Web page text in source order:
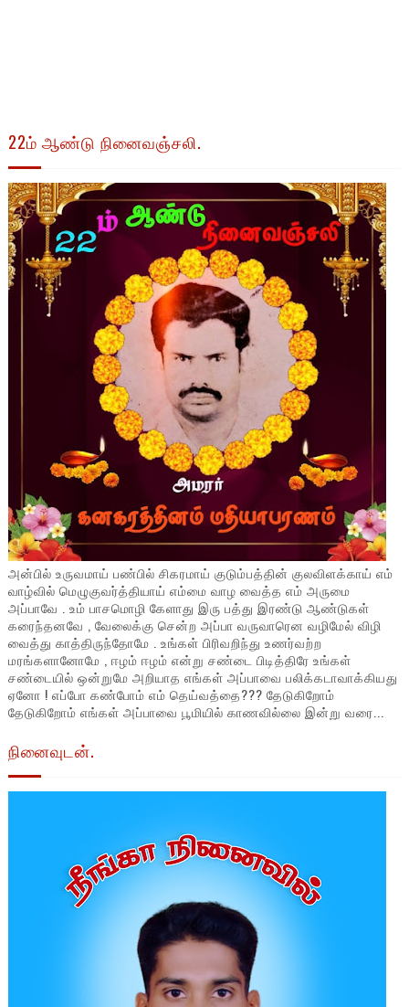
22ம் ஆண்டு நினைவஞ்சலி.
அன்பில் உருவமாய் பண்பில் சிகரமாய் குடும்பத்தின் குலவிளக்காய் எம்
வாழ்வில் மெழுகுவர்த்தியாய் எம்மை வாழ வைத்த எம் அருமை
அப்பாவே . உம் பாசமொழி கேளாது இரு பத்து இரண்டு ஆண்டுகள்
கரைந்தனவே , வேலைக்கு சென்ற அப்பா வருவாரென வழிமேல் விழி
வைத்து காத்திருந்தோமே . உங்கள் பிரிவறிந்து உணர்வற்ற
மரங்களானோமே , ஈழம் ஈழம் என்று சண்டை பிடித்திரே உங்கள்
சண்டையில் ஒன்றுமே அறியாத எங்கள் அப்பாவை பலிக்கடாவாக்கியது
ஏனோ ! எப்போ கண்போம் எம் தெய்வத்தை??? தேடுகிறோம்
தேடுகிறோம் எங்கள் அப்பாவை பூமியில் காணவில்லை இன்று வரை...
நினைவுடன்.